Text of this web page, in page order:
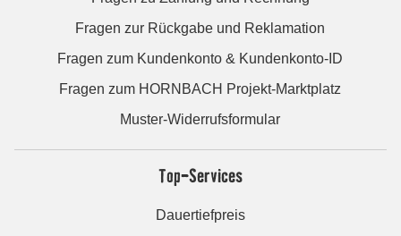
Fragen zur Rückgabe und Reklamation
Fragen zum Kundenkonto & Kundenkonto-ID
Fragen zum HORNBACH Projekt-Marktplatz
Muster-Widerrufsformular
Top-Services
Dauertiefpreis